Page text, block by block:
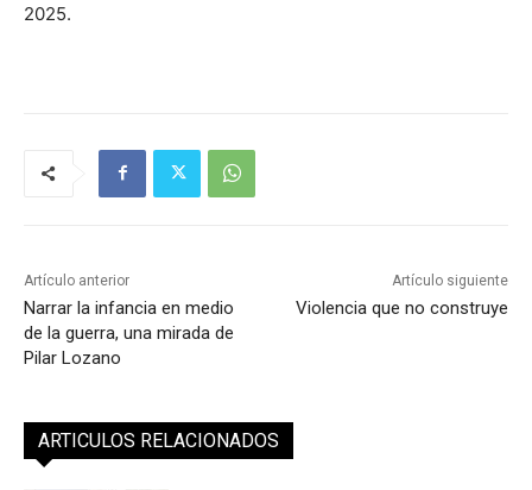
2025.
Artículo anterior
Narrar la infancia en medio
de la guerra, una mirada de
Pilar Lozano
Artículo siguiente
Violencia que no construye
ARTICULOS RELACIONADOS